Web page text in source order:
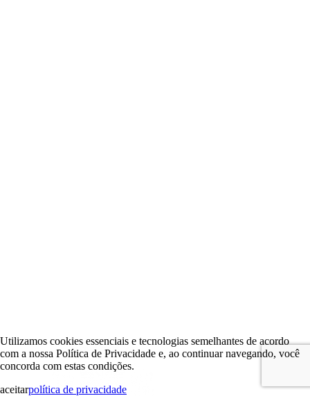
Utilizamos cookies essenciais e tecnologias semelhantes de acordo
com a nossa Política de Privacidade e, ao continuar navegando, você
concorda com estas condições.
aceitarpolítica de privacidade